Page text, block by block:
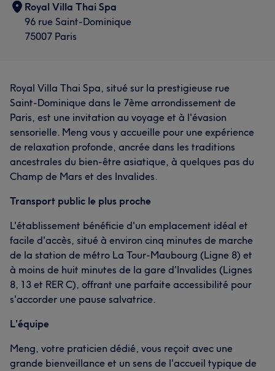
Royal Villa Thai Spa
96 rue Saint-Dominique
75007 Paris
Royal Villa Thai Spa, situé sur la prestigieuse rue
Saint-Dominique dans le 7ème arrondissement de
Paris, est une invitation au voyage et à l'évasion
sensorielle. Meng vous y accueille pour une expérience
de relaxation profonde, ancrée dans les traditions
ancestrales du bien-être asiatique, à quelques pas du
Champ de Mars et des Invalides.
Transport public le plus proche
L'établissement bénéficie d'un emplacement idéal et
facile d'accès, situé à environ cinq minutes de marche
de la station de métro La Tour-Maubourg (Ligne 8) et
à moins de huit minutes de la gare d'Invalides (Lignes
8, 13 et RER C), offrant une parfaite accessibilité pour
s'accorder une pause salvatrice.
L'équipe
Meng, votre praticien dédié, vous reçoit avec une
grande bienveillance et un sens de l'accueil typique de